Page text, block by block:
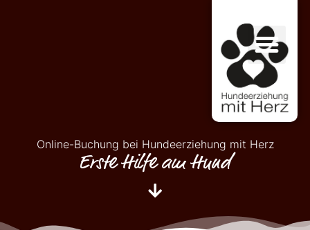
Online-Buchung bei Hundeerziehung mit Herz
Erste Hilfe am Hund